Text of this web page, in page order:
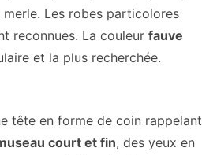
Les robes particolores
reconnues. La couleur fauve
et la plus recherchée.
tête en forme de coin rappelant
court et fin, des yeux en